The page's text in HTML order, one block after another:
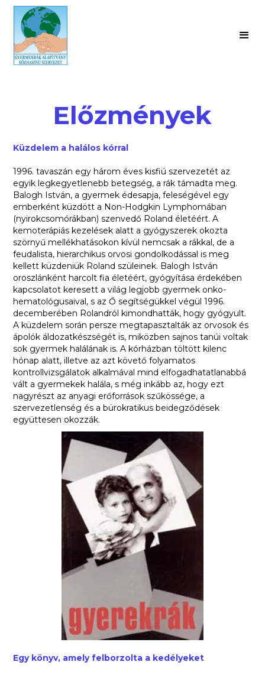
Előzmények
Küzdelem a halálos kórral
1996. tavaszán egy három éves kisfiú szervezetét az
egyik legkegyetlenebb betegség, a rák támadta meg.
Balogh István, a gyermek édesapja, feleségével egy
emberként küzdött a Non-Hodgkin Lymphomában
(nyirokcsomórákban) szenvedő Roland életéért. A
kemoterápiás kezelések alatt a gyógyszerek okozta
szörnyű mellékhatásokon kívül nemcsak a rákkal, de a
feudalista, hierarchikus orvosi gondolkodással is meg
kellett küzdeniük Roland szüleinek. Balogh István
oroszlánként harcolt fia életéért, gyógyítása érdekében
kapcsolatot keresett a világ legjobb gyermek onko-
hematológusaival, s az Ő segítségükkel végül 1996.
decemberében Rolandról kimondhatták, hogy gyógyult.
A küzdelem során persze megtapasztalták az orvosok és
ápolók áldozatkészségét is, miközben sajnos tanúi voltak
sok gyermek halálának is. A kórházban töltött kilenc
hónap alatt, illetve az azt követő folyamatos
kontrollvizsgálatok alkalmával mind elfogadhatatlanabbá
vált a gyermekek halála, s még inkább az, hogy ezt
nagyrészt az anyagi erőforrások szűkössége, a
szervezetlenség és a bürokratikus beidegződések
együttesen okozzák.
Egy könyv, amely felborzolta a kedélyeket